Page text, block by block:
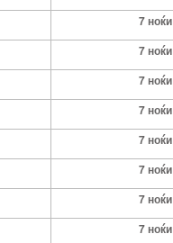
7 ноќи
7 ноќи
7 ноќи
7 ноќи
7 ноќи
7 ноќи
7ноќи
7 ноќи